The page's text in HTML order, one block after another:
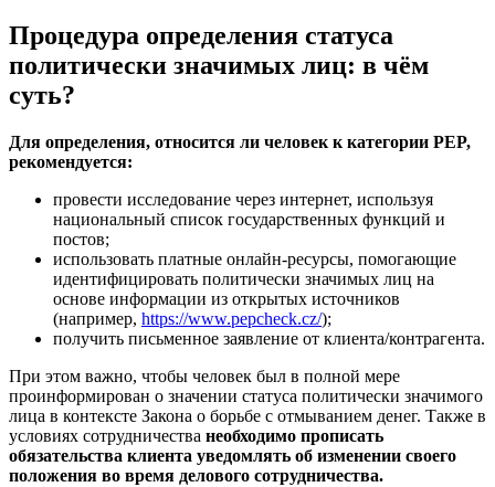
Процедура определения статуса
политически значимых лиц: в чём
суть?
Для определения, относится ли человек к категории PEP,
рекомендуется:
провести исследование через интернет, используя
национальный список государственных функций и
постов;
использовать платные онлайн-ресурсы, помогающие
идентифицировать политически значимых лиц на
основе информации из открытых источников
(например, https://www.pepcheck.cz/);
получить письменное заявление от клиента/контрагента.
При этом важно, чтобы человек был в полной мере
проинформирован о значении статуса политически значимого
лица в контексте Закона о борьбе с отмыванием денег. Также в
условиях сотрудничества необходимо прописать
обязательства клиента уведомлять об изменении своего
положения во время делового сотрудничества.